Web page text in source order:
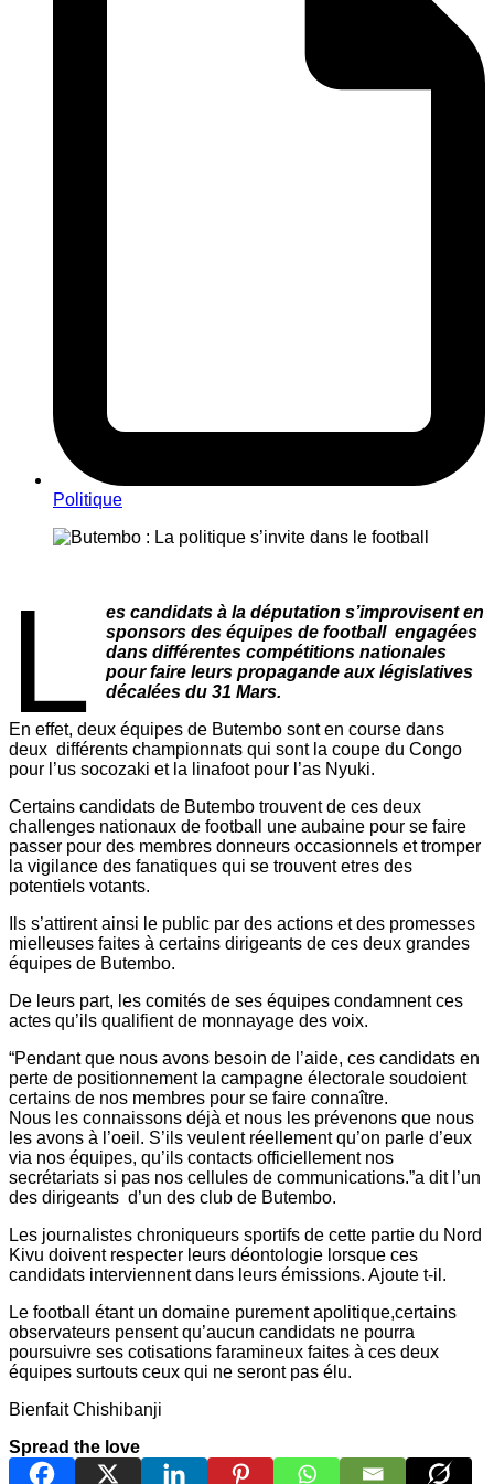
Politique
L
es candidats à la députation s’improvisent en
sponsors des équipes de football engagées
dans différentes compétitions nationales
pour faire leurs propagande aux législatives
décalées du 31 Mars.
En effet, deux équipes de Butembo sont en course dans
deux différents championnats qui sont la coupe du Congo
pour l’us socozaki et la linafoot pour l’as Nyuki.
Certains candidats de Butembo trouvent de ces deux
challenges nationaux de football une aubaine pour se faire
passer pour des membres donneurs occasionnels et tromper
la vigilance des fanatiques qui se trouvent etres des
potentiels votants.
Ils s’attirent ainsi le public par des actions et des promesses
mielleuses faites à certains dirigeants de ces deux grandes
équipes de Butembo.
De leurs part, les comités de ses équipes condamnent ces
actes qu’ils qualifient de monnayage des voix.
“Pendant que nous avons besoin de l’aide, ces candidats en
perte de positionnement la campagne électorale soudoient
certains de nos membres pour se faire connaître.
Nous les connaissons déjà et nous les prévenons que nous
les avons à l’oeil. S’ils veulent réellement qu’on parle d’eux
via nos équipes, qu’ils contacts officiellement nos
secrétariats si pas nos cellules de communications.”a dit l’un
des dirigeants d’un des club de Butembo.
Les journalistes chroniqueurs sportifs de cette partie du Nord
Kivu doivent respecter leurs déontologie lorsque ces
candidats interviennent dans leurs émissions. Ajoute t-il.
Le football étant un domaine purement apolitique,certains
observateurs pensent qu’aucun candidats ne pourra
poursuivre ses cotisations faramineux faites à ces deux
équipes surtouts ceux qui ne seront pas élu.
Bienfait Chishibanji
Spread the love